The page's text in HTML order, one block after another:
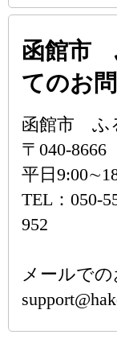
函館市
てのお
函館市 ふ
〒040-
平日
TEL：050-
952
メールで